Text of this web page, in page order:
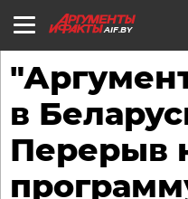
AIF.BY
в
Перерыв